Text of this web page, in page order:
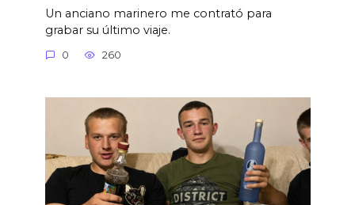
Un anciano marinero me contrató para
grabar su último viaje.
0 260